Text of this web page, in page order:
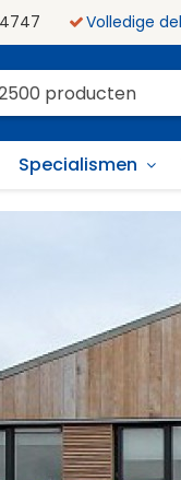
Volledige
Specialismen